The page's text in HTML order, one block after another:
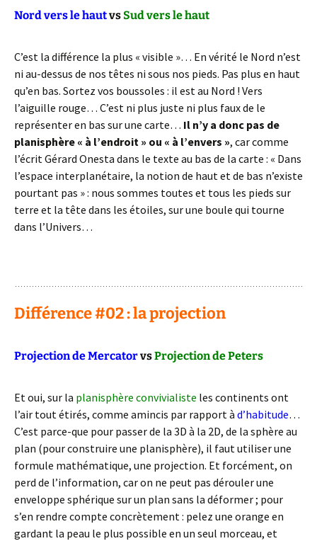
Nord vers le hautvs Sud vers le haut
C’est la différence la plus « visible »… En vérité le Nord n’est
ni au-dessus de nos têtes ni sous nos pieds. Pas plus en haut
qu’en bas. Sortez vos boussoles : il est au Nord ! Vers
l’aiguille rouge… C’est ni plus juste ni plus faux de le
représenter en bas sur une carte… Il n’y a donc pas de
planisphère « à l’endroit » ou « à l’envers », car comme
l’écrit Gérard Onesta dans le texte au bas de la carte : « Dans
l’espace interplanétaire, la notion de haut et de bas n’existe
pourtant pas » : nous sommes toutes et tous les pieds sur
terre et la tête dans les étoiles, sur une boule qui tourne
dans l’Univers…
Différence #02 : la projection
Projection de MercatorvsProjection de Peters
Et oui, sur la planisphère convivialiste les continents ont
l’air tout étirés, comme amincis par rapport à d’habitude…
C’est parce-que pour passer de la 3D à la 2D, de la sphère au
plan (pour construire une planisphère), il faut utiliser une
formule mathématique, une projection. Et forcément, on
perd de l’information, car on ne peut pas dérouler une
enveloppe sphérique sur un plan sans la déformer ; pour
s’en rendre compte concrètement : pelez une orange en
gardant la peau le plus possible en un seul morceau, et